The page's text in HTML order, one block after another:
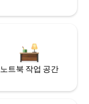
노트북 작업 공간